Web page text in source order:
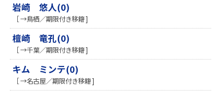
岩崎 悠人(0)
［ →鳥栖／期限付き移籍 ]
檀崎 竜孔(0)
［ →千葉／期限付き移籍 ]
キム ミンテ(0)
［ →名古屋／期限付き移籍 ]